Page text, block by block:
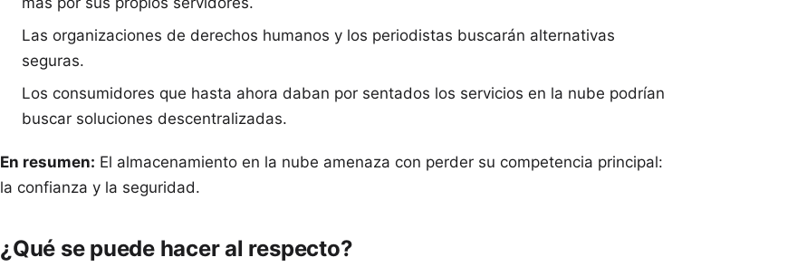
Las organizaciones de derechos humanos y los periodistas buscarán alternativas
seguras.
Los consumidores que hasta ahora daban por sentados los servicios en la nube podrían
buscar soluciones descentralizadas.
En resumen: El almacenamiento en la nube amenaza con perder su competencia principal:
la confianza y la seguridad.
¿Qué se puede hacer al respecto?